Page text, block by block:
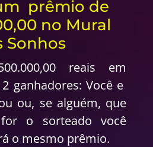
prêmio de
no Mural
Sonhos
reais em
ganhadores: Você e
ou, se alguém, que
o sorteado você
o mesmo prêmio.